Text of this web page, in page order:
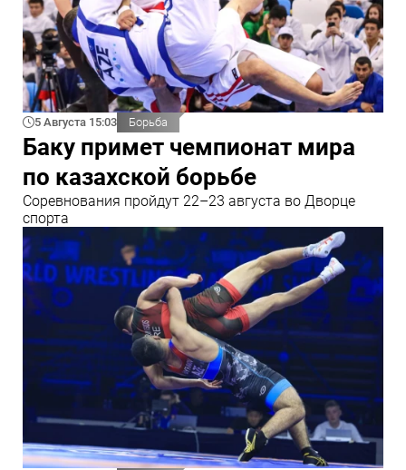
5 Августа 15:03 Борьба
Баку примет чемпионат мира
по казахской борьбе
Соревнования пройдут 22–23 августа во Дворце
спорта